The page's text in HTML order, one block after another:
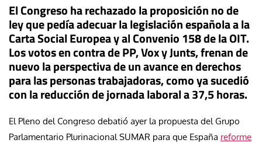
El Congreso ha rechazado la proposición no de
ley que pedía adecuar la legislación española a la
Carta Social Europea y al Convenio 158 de la OIT.
Los votos en contra de PP, Vox y Junts, frenan de
nuevo la perspectiva de un avance en derechos
para las personas trabajadoras, como ya sucedió
con la reducción de jornada laboral a 37,5 horas.
El Pleno del Congreso debatió ayer la propuesta del Grupo
Parlamentario Plurinacional SUMAR para que España reforme